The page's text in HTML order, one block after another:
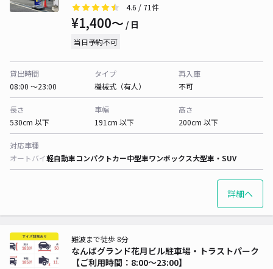
4.6 / 71件
¥1,400〜 / 日
当日予約不可
貸出時間
08:00 〜23:00
タイプ
機械式（有人）
再入庫
不可
長さ
530cm 以下
車幅
191cm 以下
高さ
200cm 以下
対応車種
オートバイ軽自動車コンパクトカー中型車ワンボックス大型車・SUV
詳細へ
なんばグランド花月ビル駐車場・トラストパーク
【ご利用時間：8:00～23:00】
難波まで徒歩 8分